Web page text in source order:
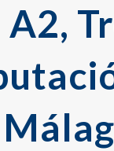
A2,